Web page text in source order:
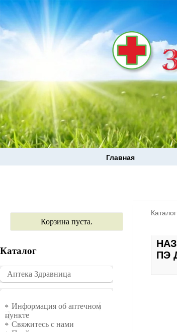
Главная
Корзина пуста.
Каталог
�������
Аптека Здравница
Информация
Информация об аптечном
пункте
Свяжитесь с нами
Каталог
ПЭ